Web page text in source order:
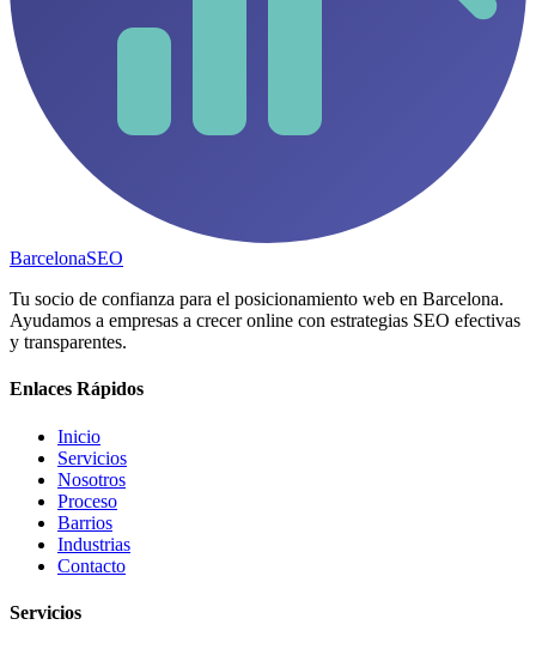
BarcelonaSEO
Tu socio de confianza para el posicionamiento web en Barcelona.
Ayudamos a empresas a crecer online con estrategias SEO efectivas
y transparentes.
Enlaces Rápidos
Inicio
Servicios
Nosotros
Proceso
Barrios
Industrias
Contacto
Servicios